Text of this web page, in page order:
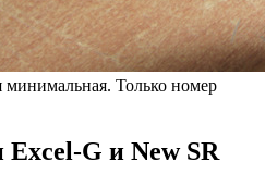
Только номер
G и New SR